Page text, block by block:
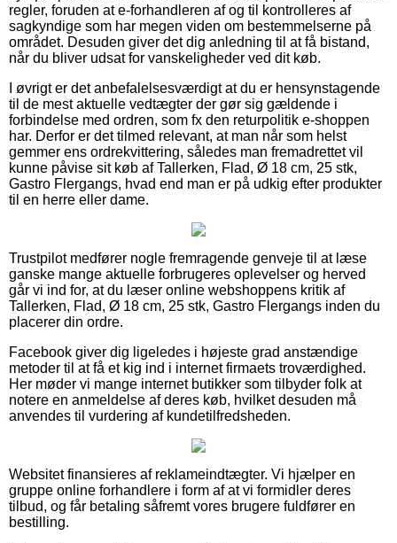
regler, foruden at e-forhandleren af og til kontrolleres af
sagkyndige som har megen viden om bestemmelserne på
området. Desuden giver det dig anledning til at få bistand,
når du bliver udsat for vanskeligheder ved dit køb.
I øvrigt er det anbefalelsesværdigt at du er hensynstagende
til de mest aktuelle vedtægter der gør sig gældende i
forbindelse med ordren, som fx den returpolitik e-shoppen
har. Derfor er det tilmed relevant, at man når som helst
gemmer ens ordrekvittering, således man fremadrettet vil
kunne påvise sit køb af Tallerken, Flad, Ø 18 cm, 25 stk,
Gastro Flergangs, hvad end man er på udkig efter produkter
til en herre eller dame.
Trustpilot medfører nogle fremragende genveje til at læse
ganske mange aktuelle forbrugeres oplevelser og herved
går vi ind for, at du læser online webshoppens kritik af
Tallerken, Flad, Ø 18 cm, 25 stk, Gastro Flergangs inden du
placerer din ordre.
Facebook giver dig ligeledes i højeste grad anstændige
metoder til at få et kig ind i internet firmaets troværdighed.
Her møder vi mange internet butikker som tilbyder folk at
notere en anmeldelse af deres køb, hvilket desuden må
anvendes til vurdering af kundetilfredsheden.
Websitet finansieres af reklameindtægter. Vi hjælper en
gruppe online forhandlere i form af at vi formidler deres
tilbud, og får betaling såfremt vores brugere fuldfører en
bestilling.